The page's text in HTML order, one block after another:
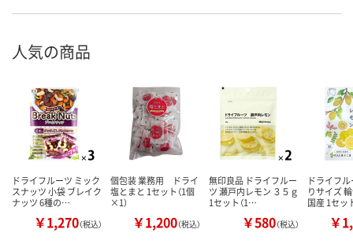
人気の商品
ドライフルーツ ミック
スナッツ 小袋 ブレイク
ナッツ 6種の…
￥1,270（税込）
個包装 業務用 ドライ
塩とまと 1セット（1個
×1）
￥1,200（税込）
無印良品 ドライフルー
ツ 瀬戸内レモン ３５ｇ
1セット（1…
￥580（税込）
ドライフ
りサイズ
国産 1セ
￥